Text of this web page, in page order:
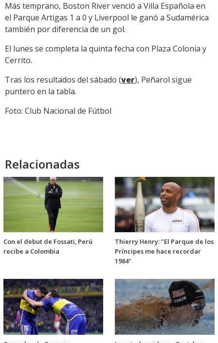
Más temprano, Boston River venció a Villa Española en
el Parque Artigas 1 a 0 y Liverpool le ganó a Sudamérica
también por diferencia de un gol.
El lunes se completa la quinta fecha con Plaza Colonia y
Cerrito.
Tras los resultados del sábado (ver), Peñarol sigue
puntero en la tabla.
Foto: Club Nacional de Fútbol
Relacionadas
Con el debut de Fossati, Perú
recibe a Colombia
Thierry Henry: "El Parque de los
Príncipes me hace recordar
1984"